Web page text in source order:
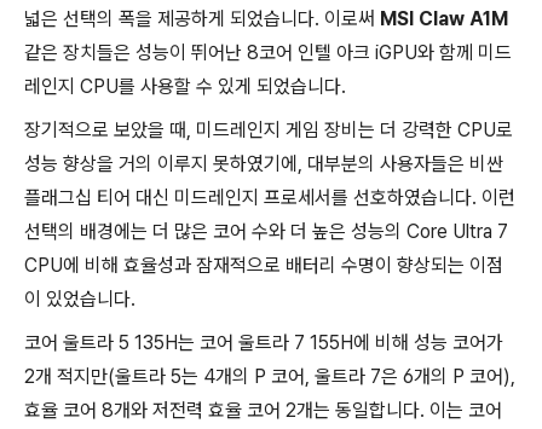
넓은 선택의 폭을 제공하게 되었습니다. 이로써 MSI Claw A1M
같은 장치들은 성능이 뛰어난 8코어 인텔 아크 iGPU와 함께 미드
레인지 CPU를 사용할 수 있게 되었습니다.
장기적으로 보았을 때, 미드레인지 게임 장비는 더 강력한 CPU로
성능 향상을 거의 이루지 못하였기에, 대부분의 사용자들은 비싼
플래그십 티어 대신 미드레인지 프로세서를 선호하였습니다. 이런
선택의 배경에는 더 많은 코어 수와 더 높은 성능의 Core Ultra 7
CPU에 비해 효율성과 잠재적으로 배터리 수명이 향상되는 이점
이 있었습니다.
코어 울트라 5 135H는 코어 울트라 7 155H에 비해 성능 코어가
2개 적지만(울트라 5는 4개의 P 코어, 울트라 7은 6개의 P 코어),
효율 코어 8개와 저전력 효율 코어 2개는 동일합니다. 이는 코어